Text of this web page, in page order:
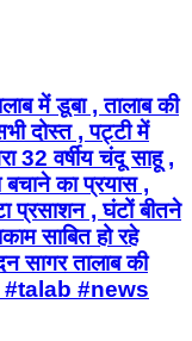
में डूबा , तालाब की
दोस्त , पट्टी में
32 वर्षीय चंदू साहू ,
बचाने का प्रयास ,
प्रसाशन , घंटों बीतने
साबित हो रहे
सागर तालाब की
#news